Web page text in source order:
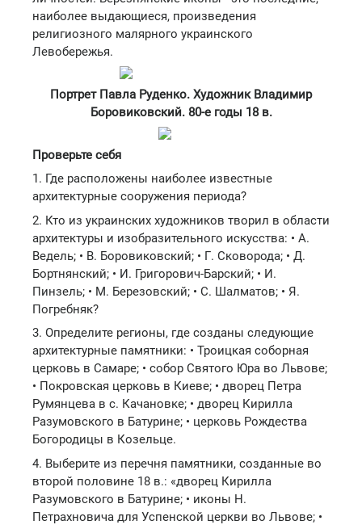
наиболее выдающиеся, произведения
религиозного малярного украинского
Левобережья.
Портрет Павла Руденко. Художник Владимир
Боровиковский. 80-е годы 18 в.
Проверьте себя
1. Где расположены наиболее известные
архитектурные сооружения периода?
2. Кто из украинских художников творил в области
архитектуры и изобразительного искусства: • А.
Ведель; • В. Боровиковский; • Г. Сковорода; • Д.
Бортнянский; • И. Григорович-Барский; • И.
Пинзель; • М. Березовский; • С. Шалматов; • Я.
Погребняк?
3. Определите регионы, где созданы следующие
архитектурные памятники: • Троицкая соборная
церковь в Самаре; • собор Святого Юра во Львове;
• Покровская церковь в Киеве; • дворец Петра
Румянцева в с. Качановке; • дворец Кирилла
Разумовского в Батурине; • церковь Рождества
Богородицы в Козельце.
4. Выберите из перечня памятники, созданные во
второй половине 18 в.: «дворец Кирилла
Разумовского в Батурине; • иконы Н.
Петрахновича для Успенской церкви во Львове; •